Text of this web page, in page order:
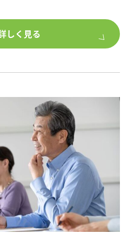
たま市緑区美園4丁目21-1
浦和美園駅」下車 徒歩5分
店舗併用賃貸
ロックを採用
・・・最新のプラン・設備
画の参考に!
や振動、断熱性など現場で体
しく見る